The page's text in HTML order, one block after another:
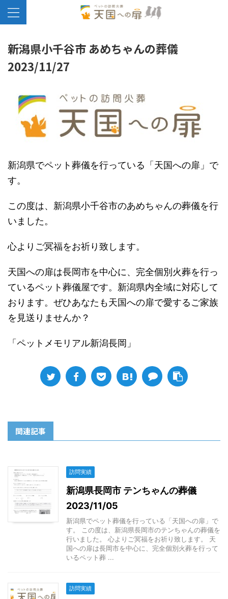
新潟県小千谷市 あめちゃんの葬儀
2023/11/27
新潟県でペット葬儀を行っている「天国への扉」で
す。
この度は、新潟県小千谷市のあめちゃんの葬儀を行
いました。
心よりご冥福をお祈り致します。
天国への扉は長岡市を中心に、完全個別火葬を行っ
ているペット葬儀屋です。新潟県内全域に対応して
おります。ぜひあなたも天国への扉で愛するご家族
を見送りませんか？
「ペットメモリアル新潟長岡」
関連記事
訪問実績
新潟県長岡市 テンちゃんの葬儀
2023/11/05
新潟県でペット葬儀を行っている「天国への扉」で
す。 この度は、新潟県長岡市のテンちゃんの葬儀を
行いました。 心よりご冥福をお祈り致します。 天
国への扉は長岡市を中心に、完全個別火葬を行って
いるペット葬 ...
訪問実績